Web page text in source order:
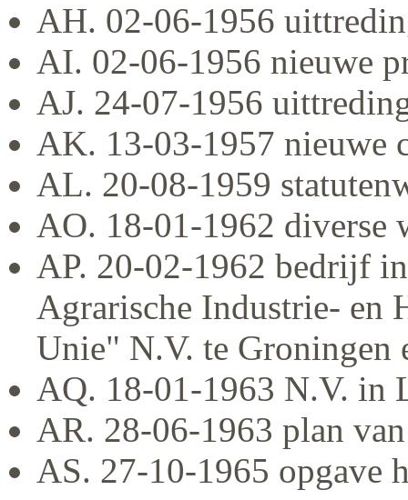
AH. 02-06-1956
AI. 02-06-1956 nieuwe
AJ. 24-07-1956
AK. 13-03-1957 nieuwe
AL. 20-08-1959
AO. 18-01-1962 diverse
AP. 20-02-1962 bedrijf
Agrarische Industrie- en
Unie" N.V. te Groningen
AQ. 18-01-1963 N.V. in
AR. 28-06-1963 plan
AS. 27-10-1965 opgave